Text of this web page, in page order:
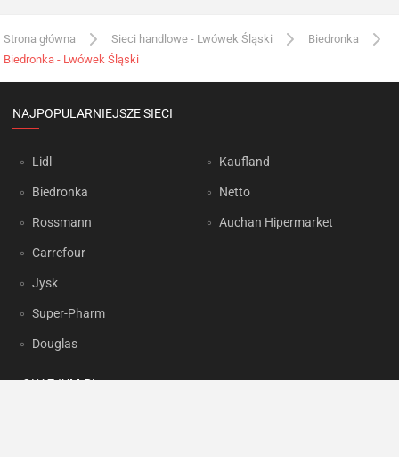
Strona główna Sieci handlowe - Lwówek Śląski
Biedronka
Biedronka - Lwówek Śląski
NAJPOPULARNIEJSZE SIECI
Lidl
Biedronka
Rossmann
Carrefour
Jysk
Super-Pharm
Douglas
Kaufland
Netto
Auchan Hipermarket
OKAZJUM.PL